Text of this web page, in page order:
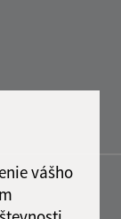
vášho